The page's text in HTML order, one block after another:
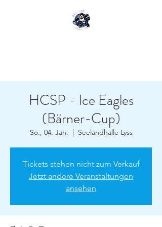
HCSP - Ice Eagles
(Bärner-Cup)
So., 04. Jan.
  |
Seelandhalle Lyss
Tickets stehen nicht zum Verkauf
Jetzt andere Veranstaltungen
ansehen